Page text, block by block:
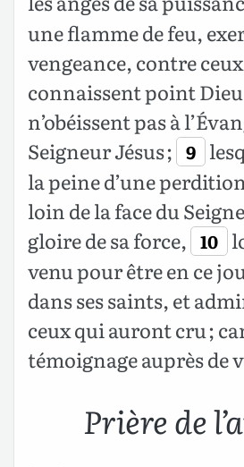
une flamme de feu,
vengeance, contre
connaissent point
n’obéissent pas à
Seigneur Jésus ; 9
la peine d’une
loin de la face du
gloire de sa force, 10
venu pour être en ce
dans ses saints, et
ceux qui auront cru ;
témoignage auprès de
Prière de